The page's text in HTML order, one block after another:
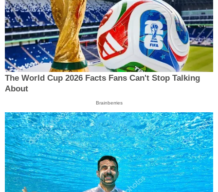
The World Cup 2026 Facts Fans Can't Stop Talking
About
Brainberries